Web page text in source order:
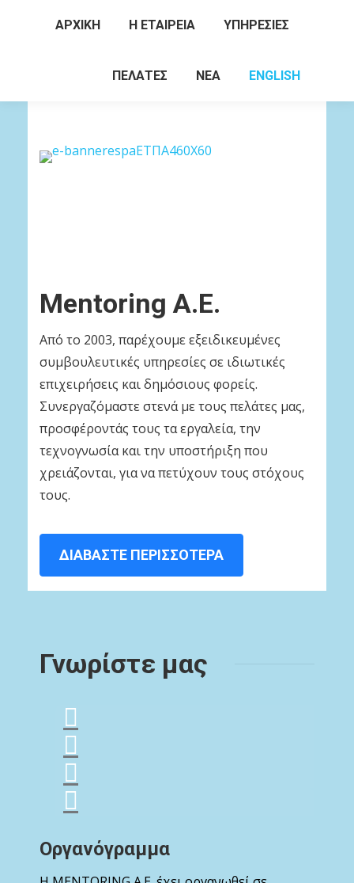
ΑΡΧΙΚΗ Η ΕΤΑΙΡΕΙΑ ΥΠΗΡΕΣΙΕΣ
ΠΕΛΑΤΕΣ ΝΕΑ ENGLISH
Mentoring Α.Ε.
Από το 2003, παρέχουμε εξειδικευμένες
συμβουλευτικές υπηρεσίες σε ιδιωτικές
επιχειρήσεις και δημόσιους φορείς.
Συνεργαζόμαστε στενά με τους πελάτες μας,
προσφέροντάς τους τα εργαλεία, την
τεχνογνωσία και την υποστήριξη που
χρειάζονται, για να πετύχουν τους στόχους
τους.
ΔΙΑΒΑΣΤΕ ΠΕΡΙΣΣΟΤΕΡΑ
Γνωρίστε μας
Οργανόγραμμα